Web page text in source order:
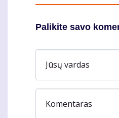
Palikite savo
Jūsų vardas
Komentaras